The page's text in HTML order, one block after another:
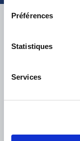
Préférences
Statistiques
Services